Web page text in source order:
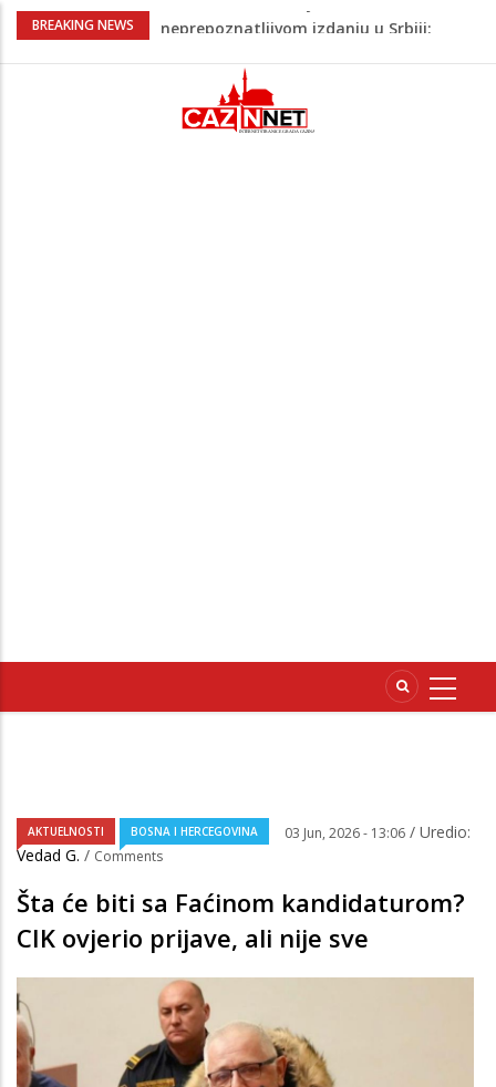
BREAKING NEWS
Jutro donijelo velike gužve: Kolone na
Otac troje djece vodi najtežu životnu
bitku: Samiru je potrebna naša pomoć
Na Ahiret preselila ĐULIĆ SALIMA
AKTUELNOSTI BOSNA I HERCEGOVINA 03 Jun, 2026 - 13:06 / Uredio:
Vedad G. / Comments
Šta će biti sa Faćinom kandidaturom?
CIK ovjerio prijave, ali nije sve